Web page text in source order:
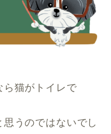
ら猫がトイレで
うのではないでし